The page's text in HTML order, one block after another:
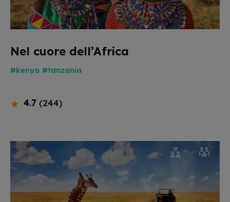
Nel cuore dell’Africa
#kenya #tanzania
4.7 (244)